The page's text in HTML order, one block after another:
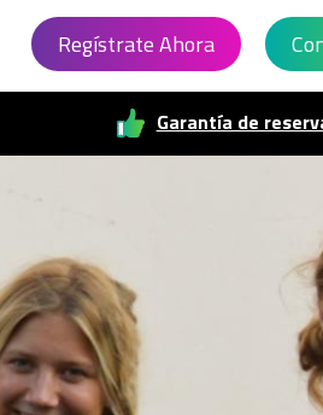
Regístrate Ahora
Garantía de